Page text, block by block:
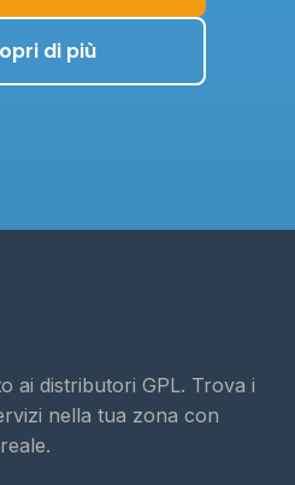
di più
ai distributori GPL. Trova i
nella tua zona con